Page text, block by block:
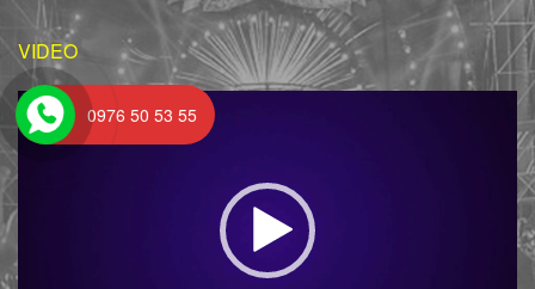
VIDEO
Trình
chơi
0976 50 53 55